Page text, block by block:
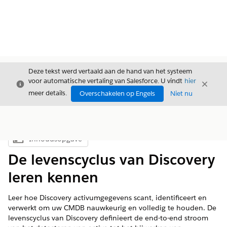
Sluiten
Deze tekst werd vertaald aan de hand van het systeem
voor automatische vertaling van Salesforce. U vindt hier
meer details.
Overschakelen op Engels Niet nu
Sluiten
Inhoudsopgave weergeven
Inhoudsopgave
De levenscyclus van Discovery
leren kennen
Leer hoe Discovery activumgegevens scant, identificeert en
verwerkt om uw CMDB nauwkeurig en volledig te houden. De
levenscyclus van Discovery definieert de end-to-end stroom